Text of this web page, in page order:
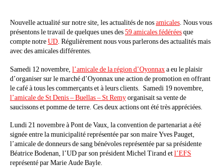
Nouvelle actualité sur notre site, les actualités de nosamicales. Nous vous
présentons le travail de quelques unes des59 amicales fédéréesque
compte notreUD. Régulièrement nous vous parlerons des actualités mais
avec des amicales différentes.
Samedi 12 novembre, l’amicale de la région d’Oyonnaxa eu le plaisir
d’organiser sur le marché d’Oyonnax une action de promotion en offrant
le café à tous les commerçants et à leurs clients. Samedi 19 novembre,
l’amicale de St Denis – Buellas – St Remyorganisait sa vente de
saucissons et pomme de terre. Ces deux actions ont été très appréciées.
Lundi 21 novembre à Pont de Vaux, la convention de partenariat a été
signée entre la municipalité représentée par son maire Yves Pauget,
l’amicale de donneurs de sang bénévoles représentée par sa présidente
Béatrice Bodenan, l’UD par son président Michel Tirand etl’EFS
représenté par Marie Aude Bayle.